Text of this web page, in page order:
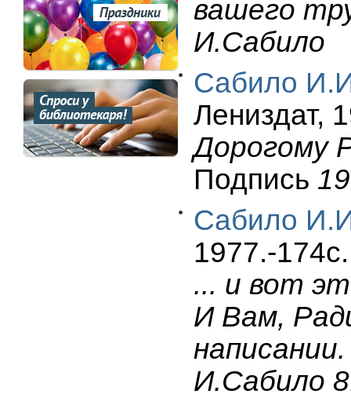
вашего
И.Сабило
Сабило
Лениздат,
Дорогому
Подпись
Сабило
1977.-
... и вот
И Вам,
написании.
И.Сабило